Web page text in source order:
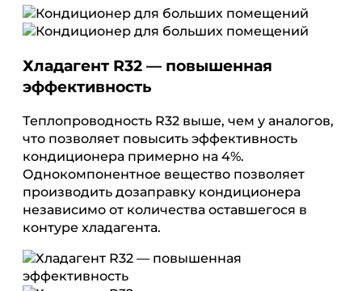
Хладагент R32 — повышенная
эффективность
Теплопроводность R32 выше, чем у аналогов,
что позволяет повысить эффективность
кондиционера примерно на 4%.
Однокомпонентное вещество позволяет
производить дозаправку кондиционера
независимо от количества оставшегося в
контуре хладагента.